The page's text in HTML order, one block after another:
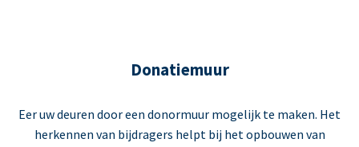
Donatiemuur
Eer uw deuren door een donormuur mogelijk te maken. Het
herkennen van bijdragers helpt bij het opbouwen van